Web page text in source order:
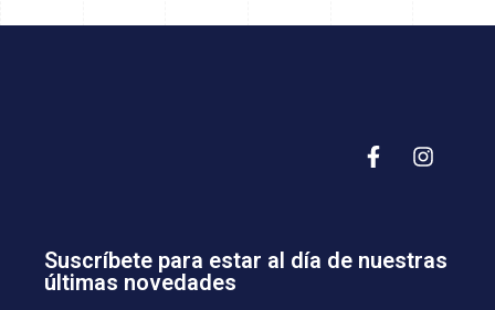
Suscríbete para estar al día de nuestras
últimas novedades